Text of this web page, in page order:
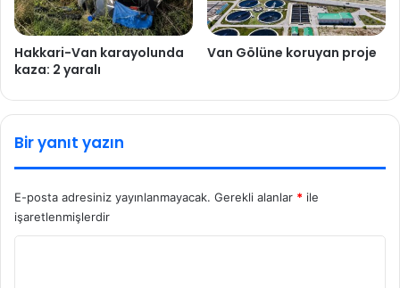
Hakkari-Van karayolunda
kaza: 2 yaralı
Van Gölüne koruyan proje
Bir yanıt yazın
E-posta adresiniz yayınlanmayacak. Gerekli alanlar * ile
işaretlenmişlerdir